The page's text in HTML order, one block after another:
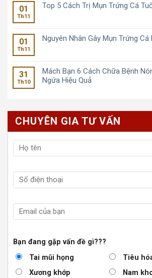
01
Th11
Top 5 Cách Trị Mụn Trứng Cá
01
Th11
Nguyên Nhân Gây Mụn Trứng Cá
31
Th10
Mách Bạn 6 Cách Chữa Bệnh
Ngứa Hiệu Quả
CHUYÊN GIA TƯ VẤN
Bạn đang gặp vấn đề gì???
Tai mũi họng
Tiêu
Xương khớp
Nam